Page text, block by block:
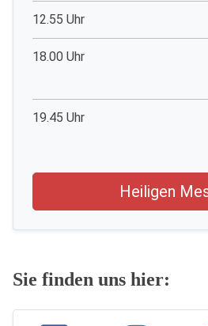
12.55 Uhr
18.00 Uhr
19.45 Uhr
Heiligen
Sie finden uns hier: